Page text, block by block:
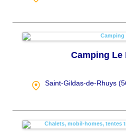
Camping Le
Saint-Gildas-de-Rhuys (